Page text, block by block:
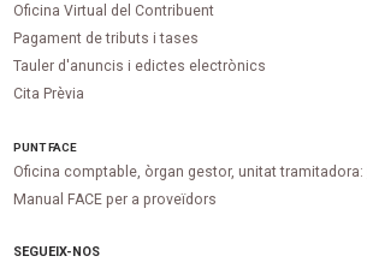
Oficina Virtual del Contribuent
Pagament de tributs i tases
Tauler d'anuncis i edictes electrònics
Cita Prèvia
PUNTFACE
Oficina comptable, òrgan gestor, unitat tramitadora:
Manual FACE per a proveïdors
SEGUEIX-NOS